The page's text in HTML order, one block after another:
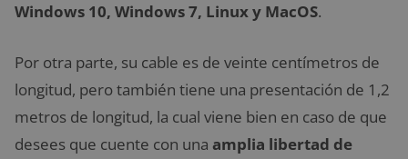
Windows 10, Windows 7, Linux y MacOS.
Por otra parte, su cable es de veinte centímetros de
longitud, pero también tiene una presentación de 1,2
metros de longitud, la cual viene bien en caso de que
desees que cuente con una amplia libertad de